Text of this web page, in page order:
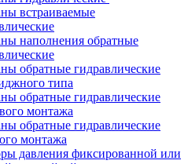
встраиваемые
наполнения обратные
обратные гидравлические
типа
обратные гидравлические
монтажа
обратные гидравлические
монтажа
давления фиксированной или